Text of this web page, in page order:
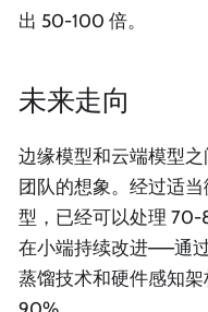
出 50-100 倍。
未来走向
边缘模型和云端模型
团队的想象。经过适
型，已经可以处理
在小端持续改进——通
蒸馏技术和硬件感知